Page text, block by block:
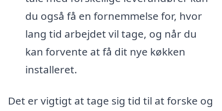
du også få en fornemmelse for, hvor
lang tid arbejdet vil tage, og når du
kan forvente at få dit nye køkken
installeret.
Det er vigtigt at tage sig tid til at forske og